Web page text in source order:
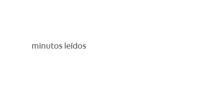
minutos leídos